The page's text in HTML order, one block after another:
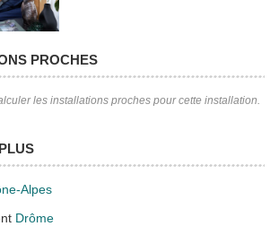
PROCHES
les installations proches pour cette installation.
Alpes
Drôme